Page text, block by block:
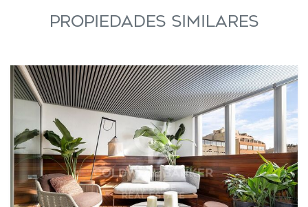
PROPIEDADES SIMILARES